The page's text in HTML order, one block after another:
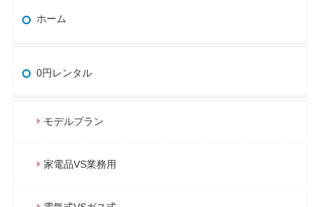
ホーム
0円レンタル
モデルプラン
家電品VS業務用